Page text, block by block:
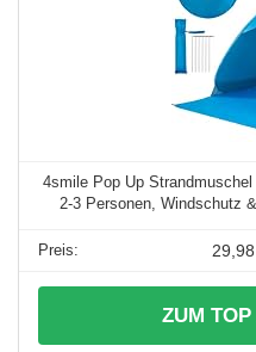
4smile Pop Up
2-3 Personen, Windschutz
ZUM